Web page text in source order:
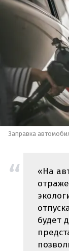
Заправка
«На
будет